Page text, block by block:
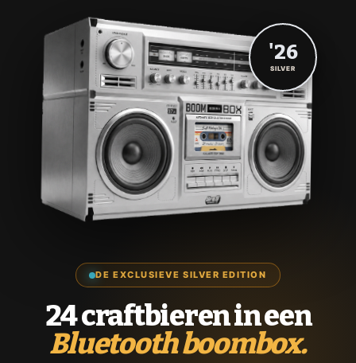
DE EXCLUSIEVE SILVER EDITION
24 craftbieren in een
Bluetooth boombox.
'26
SILVER